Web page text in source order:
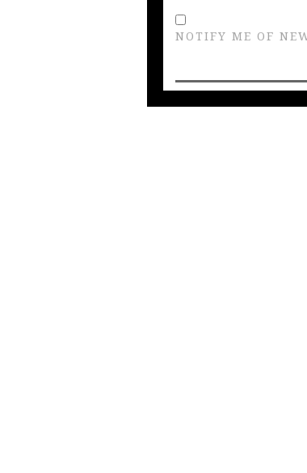
NOTIFY ME OF